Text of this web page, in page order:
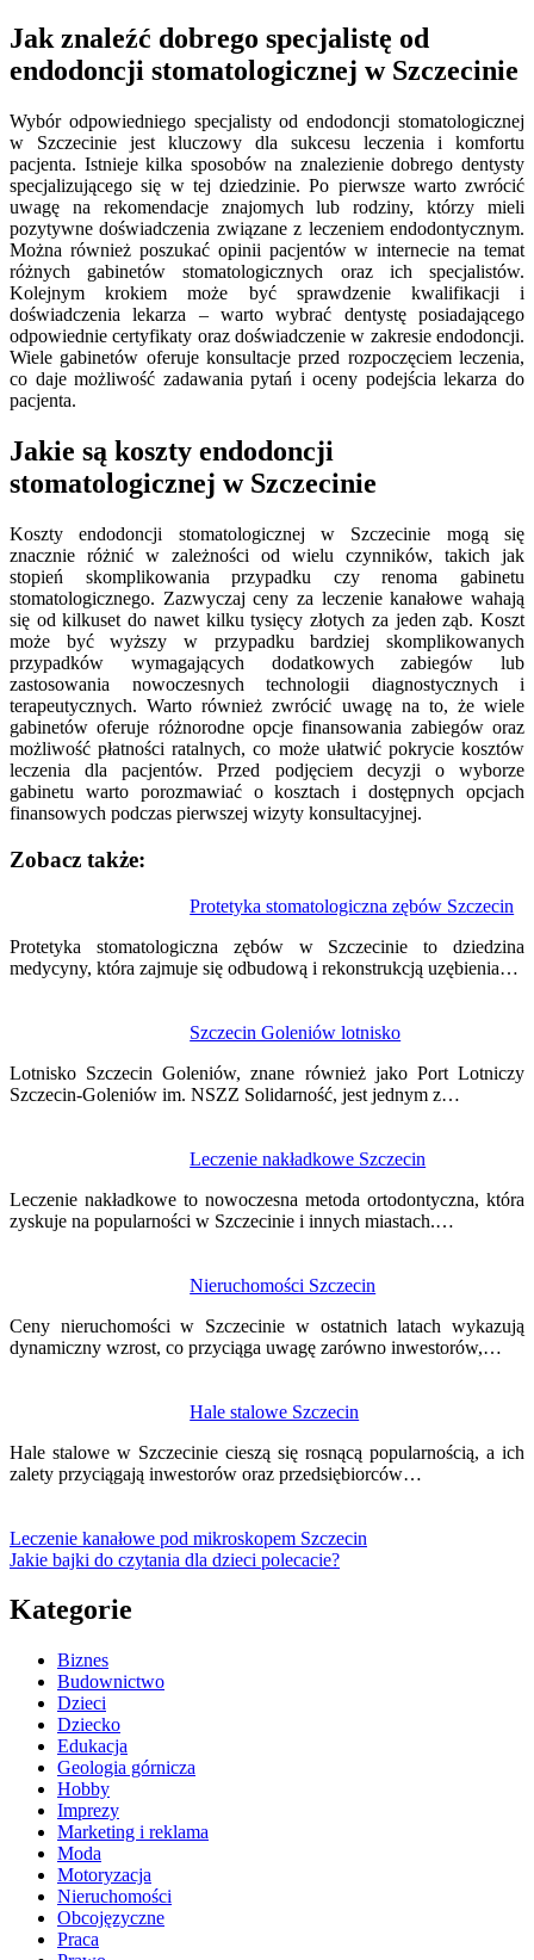
Jak znaleźć dobrego specjalistę od
endodoncji stomatologicznej w Szczecinie
Wybór odpowiedniego specjalisty od endodoncji stomatologicznej
w Szczecinie jest kluczowy dla sukcesu leczenia i komfortu
pacjenta. Istnieje kilka sposobów na znalezienie dobrego dentysty
specjalizującego się w tej dziedzinie. Po pierwsze warto zwrócić
uwagę na rekomendacje znajomych lub rodziny, którzy mieli
pozytywne doświadczenia związane z leczeniem endodontycznym.
Można również poszukać opinii pacjentów w internecie na temat
różnych gabinetów stomatologicznych oraz ich specjalistów.
Kolejnym krokiem może być sprawdzenie kwalifikacji i
doświadczenia lekarza – warto wybrać dentystę posiadającego
odpowiednie certyfikaty oraz doświadczenie w zakresie endodoncji.
Wiele gabinetów oferuje konsultacje przed rozpoczęciem leczenia,
co daje możliwość zadawania pytań i oceny podejścia lekarza do
pacjenta.
Jakie są koszty endodoncji
stomatologicznej w Szczecinie
Koszty endodoncji stomatologicznej w Szczecinie mogą się
znacznie różnić w zależności od wielu czynników, takich jak
stopień skomplikowania przypadku czy renoma gabinetu
stomatologicznego. Zazwyczaj ceny za leczenie kanałowe wahają
się od kilkuset do nawet kilku tysięcy złotych za jeden ząb. Koszt
może być wyższy w przypadku bardziej skomplikowanych
przypadków wymagających dodatkowych zabiegów lub
zastosowania nowoczesnych technologii diagnostycznych i
terapeutycznych. Warto również zwrócić uwagę na to, że wiele
gabinetów oferuje różnorodne opcje finansowania zabiegów oraz
możliwość płatności ratalnych, co może ułatwić pokrycie kosztów
leczenia dla pacjentów. Przed podjęciem decyzji o wyborze
gabinetu warto porozmawiać o kosztach i dostępnych opcjach
finansowych podczas pierwszej wizyty konsultacyjnej.
Zobacz także:
Protetyka stomatologiczna zębów Szczecin
Protetyka stomatologiczna zębów w Szczecinie to dziedzina
medycyny, która zajmuje się odbudową i rekonstrukcją uzębienia…
Szczecin Goleniów lotnisko
Lotnisko Szczecin Goleniów, znane również jako Port Lotniczy
Szczecin-Goleniów im. NSZZ Solidarność, jest jednym z…
Leczenie nakładkowe Szczecin
Leczenie nakładkowe to nowoczesna metoda ortodontyczna, która
zyskuje na popularności w Szczecinie i innych miastach.…
Nieruchomości Szczecin
Ceny nieruchomości w Szczecinie w ostatnich latach wykazują
dynamiczny wzrost, co przyciąga uwagę zarówno inwestorów,…
Hale stalowe Szczecin
Hale stalowe w Szczecinie cieszą się rosnącą popularnością, a ich
zalety przyciągają inwestorów oraz przedsiębiorców…
wpisu
Leczenie kanałowe pod mikroskopem Szczecin
Jakie bajki do czytania dla dzieci polecacie?
Kategorie
Biznes
Budownictwo
Dzieci
Dziecko
Edukacja
Geologia górnicza
Hobby
Imprezy
Marketing i reklama
Moda
Motoryzacja
Nieruchomości
Obcojęzyczne
Praca